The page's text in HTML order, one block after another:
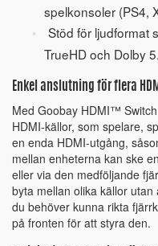
spelkonsoler (PS4,
Stöd för ljudformat
TrueHD och Dolby
Enkel anslutning för flera
Med Goobay HDMI™
HDMI-källor, som spelare,
en enda HDMI-utgång,
mellan enheterna kan ske
eller via den medföljande
byta mellan olika källor
du behöver kunna rikta
på fronten för att styra den.